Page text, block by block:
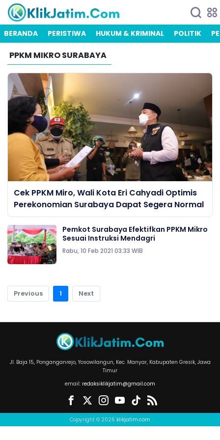
BERANDA PERISTIWA HUKUM & KRIMINAL POLITIK
PPKM MIKRO SURABAYA
Cek PPKM Miro, Wali Kota Eri Cahyadi Optimis
Perekonomian Surabaya Dapat Segera Normal
Pemkot Surabaya Efektifkan PPKM Mikro
Sesuai Instruksi Mendagri
Rabu, 10 Feb 2021 03:33 WIB
Previous 1 Next
Jl. Baja 15, Ponganganrejo, Yosowilangun, Kec. Manyar, Kabupaten Gresik, Jawa
Timur
email: redaksiklikjatim@gmail.com
Copyright © 2026 klikjatim.com